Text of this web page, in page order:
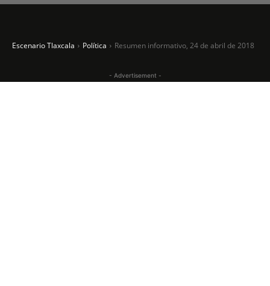
Escenario Tlaxcala Política Resumen informativo, 24 de abril de 2018
- Advertisement -